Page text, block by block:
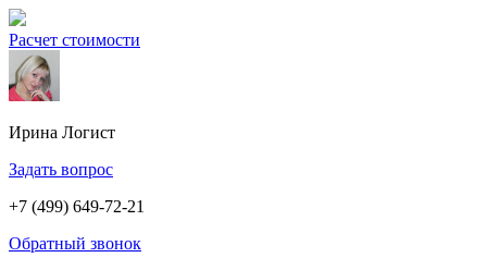
Расчет стоимости
Ирина Логист
Задать вопрос
+7 (499) 649-72-21
Обратный звонок